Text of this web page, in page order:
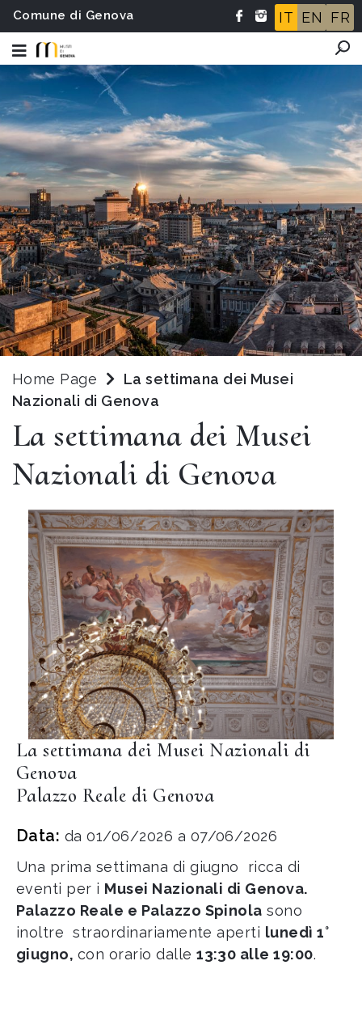
Comune di Genova IT EN FR
Home Page
La settimana dei Musei
Nazionali di Genova
La settimana dei Musei
Nazionali di Genova
La settimana dei Musei Nazionali di
Genova
Palazzo Reale di Genova
Data: da 01/06/2026 a 07/06/2026
Una prima settimana di giugno ricca di
eventi per i Musei Nazionali di Genova.
Palazzo Reale e Palazzo Spinola sono
inoltre straordinariamente aperti lunedì 1°
giugno, con orario dalle13:30 alle 19:00.